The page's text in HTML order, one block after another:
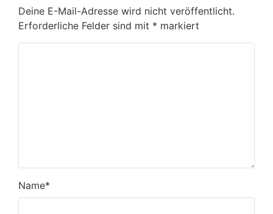
Deine E-Mail-Adresse wird nicht veröffentlicht.
Erforderliche Felder sind mit * markiert
Name*